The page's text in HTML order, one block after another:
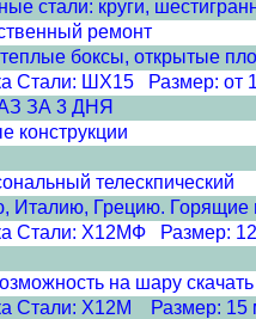
стали: круги,
ремонт
боксы, открытые
ШХ15 Размер: от
ЗА 3 ДНЯ
конструкции
телескпический
Италию, Грецию. Горящие
Х12МФ Размер: 12
на шару скачать
Х12М Размер: 15